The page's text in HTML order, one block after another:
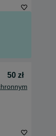
50 zł